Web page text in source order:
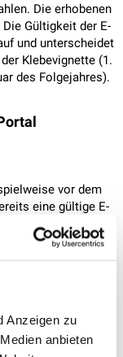
Anzeigen zu
anbieten
Die erhobenen
Gültigkeit der E-
und unterscheidet
Klebevignette (1.
des Folgejahres).
vor dem
eine gültige E-
erworben wurde.
nützlich
sowie dem
» deklariert wurden.
ein Fahrzeug